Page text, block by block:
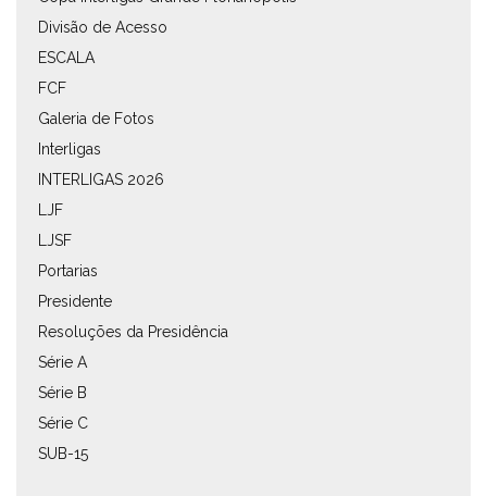
Divisão de Acesso
ESCALA
FCF
Galeria de Fotos
Interligas
INTERLIGAS 2026
LJF
LJSF
Portarias
Presidente
Resoluções da Presidência
Série A
Série B
Série C
SUB-15